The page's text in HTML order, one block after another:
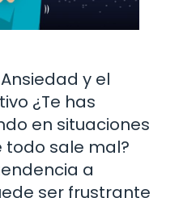
y el
¿Te has
en situaciones
todo sale mal?
a
ser frustrante